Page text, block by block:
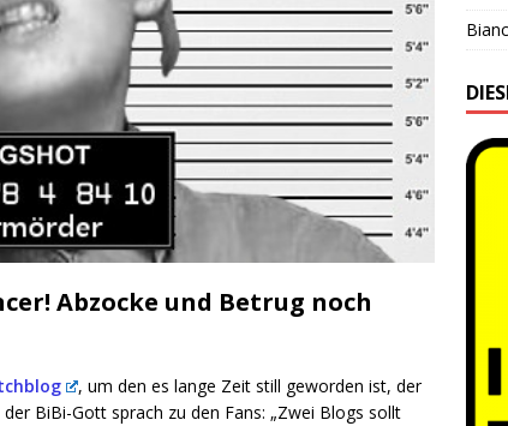
Abzocke und Betrug noch
, um den es lan­ge Zeit still gewor­den ist, der
BiBi-Gott sprach zu den Fans: „Zwei Blogs sollt